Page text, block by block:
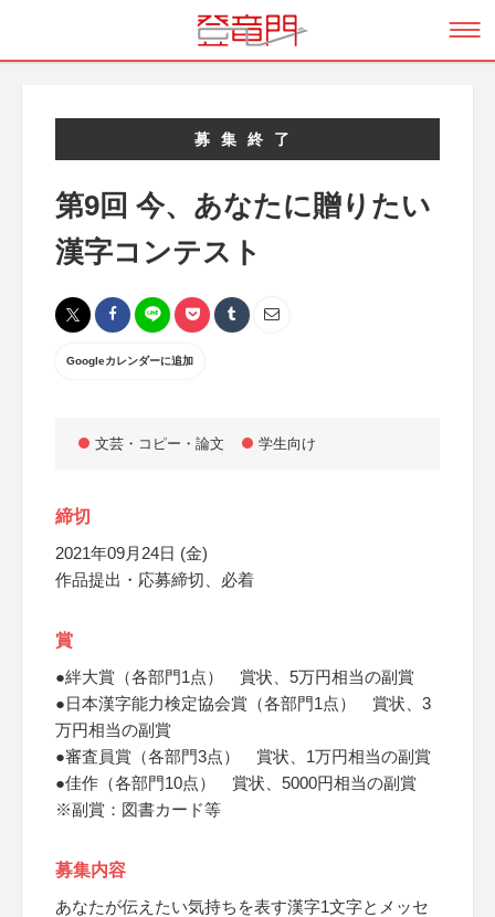
募集終了
第9回 今、あなたに贈りたい
漢字コンテスト
Googleカレンダーに追加
文芸・コピー・論文 学生向け
締切
2021年09月24日 (金)
作品提出・応募締切、必着
賞
●絆大賞（各部門1点） 賞状、5万円相当の副賞
●日本漢字能力検定協会賞（各部門1点） 賞状、3
万円相当の副賞
●審査員賞（各部門3点） 賞状、1万円相当の副賞
●佳作（各部門10点） 賞状、5000円相当の副賞
※副賞：図書カード等
募集内容
あなたが伝えたい気持ちを表す漢字1文字とメッセ